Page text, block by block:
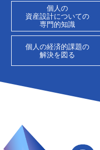
個人の
資産設計についての
専門的知識
個人の経済的課題の
解決を図る